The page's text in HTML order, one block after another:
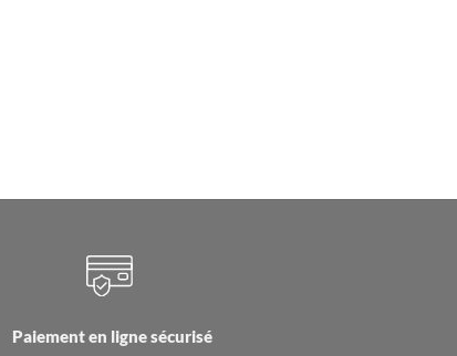
Paiement en ligne sécurisé